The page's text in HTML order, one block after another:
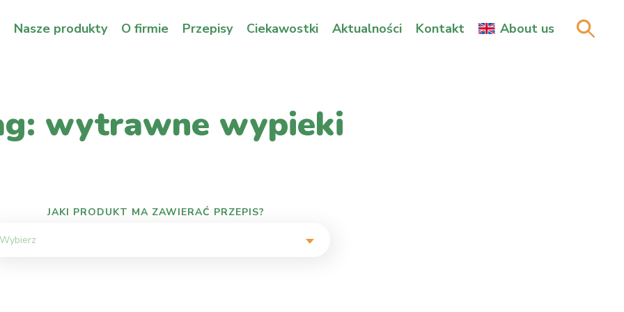
Nasze produkty O firmie Przepisy Ciekawostki Aktualności Kontakt About us
wytrawne wypieki
JAKI PRODUKT MA ZAWIERAĆ PRZEPIS?
Wybierz